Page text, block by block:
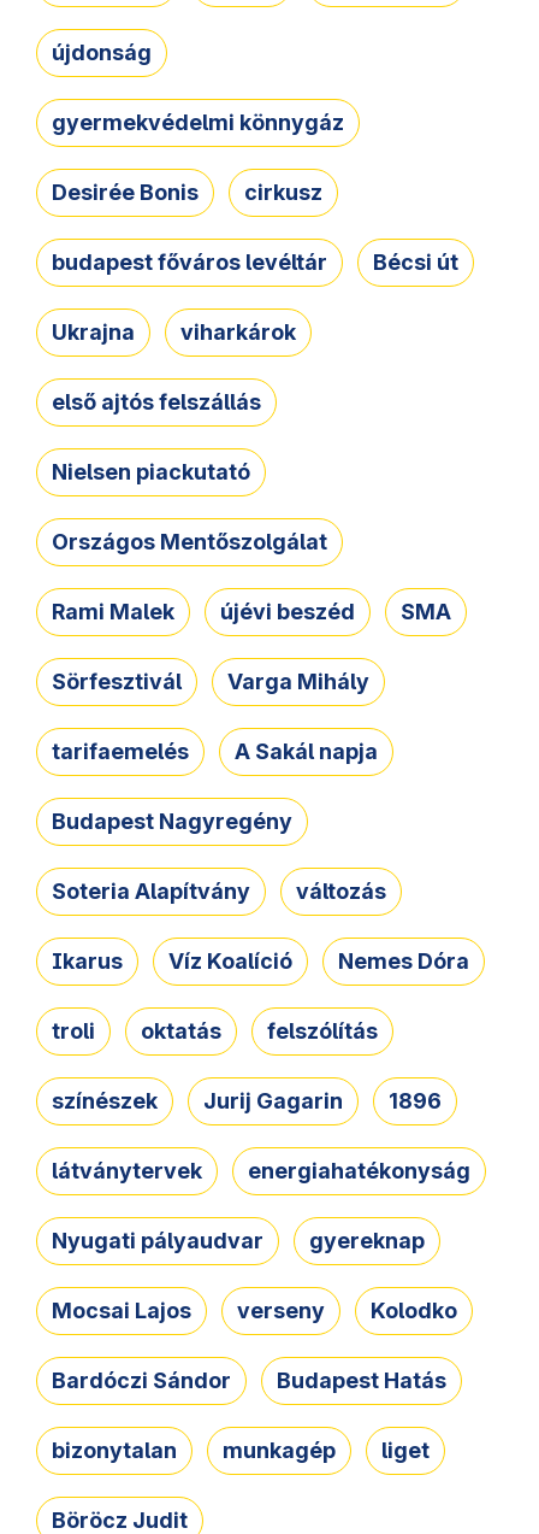
újdonság
gyermekvédelmi könnygáz
Desirée Bonis cirkusz
budapest főváros levéltár Bécsi út
Ukrajna viharkárok
első ajtós felszállás
Nielsen piackutató
Országos Mentőszolgálat
Rami Malek újévi beszéd SMA
Sörfesztivál Varga Mihály
tarifaemelés A Sakál napja
Budapest Nagyregény
Soteria Alapítvány változás
Ikarus Víz Koalíció Nemes Dóra
troli oktatás felszólítás
színészek Jurij Gagarin 1896
látványtervek energiahatékonyság
Nyugati pályaudvar gyereknap
Mocsai Lajos verseny Kolodko
Bardóczi Sándor Budapest Hatás
bizonytalan munkagép liget
Böröcz Judit